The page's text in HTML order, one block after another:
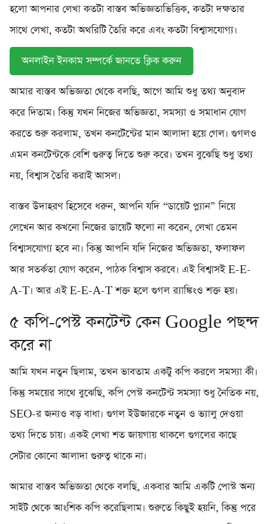
হলো আপনার লেখা কতটা বাস্তব অভিজ্ঞতাভিত্তিক, কতটা দক্ষতার
সাথে লেখা, কতটা অথরিটি তৈরি করে এবং কতটা বিশ্বাসযোগ্য।
অনলাইন ইনকাম সম্পর্কে জানতে ক্লিক করুন
আমার বাস্তব অভিজ্ঞতা থেকে বলছি, আগে আমি শুধু তথ্য অনুবাদ
করে দিতাম। কিন্তু যখন নিজের অভিজ্ঞতা, সমস্যা ও সমাধান যোগ
করতে শুরু করলাম, তখন কনটেন্টের মান আলাদা হয়ে গেল। গুগলও
এমন কনটেন্টকে বেশি গুরুত্ব দিতে শুরু করে। তখন বুঝেছি শুধু তথ্য
নয়, বিশ্বাস তৈরি করাই আসল।
বাস্তব উদাহরণ হিসেবে ধরুন, আপনি যদি “ডায়েট প্ল্যান” নিয়ে
লেখেন আর কখনো নিজের ডায়েট ফলো না করেন, লেখা তেমন
বিশ্বাসযোগ্য হবে না। কিন্তু আপনি যদি নিজের অভিজ্ঞতা, ফলাফল
আর সতর্কতা যোগ করেন, পাঠক বিশ্বাস করবে। এই বিশ্বাসই E-E-
A-T। আর এই E-E-A-T শক্ত হলে গুগল র‍্যাঙ্কিংও শক্ত হয়।
৫️ কপি-পেস্ট কনটেন্ট কেন Google পছন্দ
করে না
আমি যখন নতুন ছিলাম, তখন ভাবতাম একটু কপি করলে সমস্যা কী।
কিন্তু সময়ের সাথে বুঝেছি, কপি পেস্ট কনটেন্ট সমস্যা শুধু নৈতিক নয়,
SEO-র জন্যও বড় বাধা। গুগল ইউজারকে নতুন ও ভ্যালু দেওয়া
তথ্য দিতে চায়। একই লেখা শত জায়গায় থাকলে গুগলের কাছে
সেটার কোনো আলাদা গুরুত্ব থাকে না।
আমার বাস্তব অভিজ্ঞতা থেকে বলছি, একবার আমি একটি পোস্ট অন্য
সাইট থেকে আংশিক কপি করেছিলাম। শুরুতে কিছুই হয়নি, কিন্তু পরে